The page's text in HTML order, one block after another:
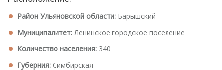
Район Ульяновской области: Барышский
Муниципалитет:Ленинское городское поселение
Количество населения: 340
Губерния: Симбирская